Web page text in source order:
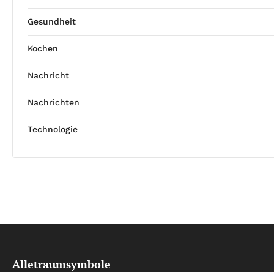
Gesundheit
Kochen
Nachricht
Nachrichten
Technologie
Alletraumsymbole